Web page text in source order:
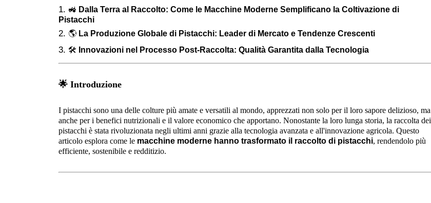
🚜 Dalla Terra al Raccolto: Come le Macchine Moderne Semplificano la Coltivazione di
Pistacchi
🌎 La Produzione Globale di Pistacchi: Leader di Mercato e Tendenze Crescenti
🛠️ Innovazioni nel Processo Post-Raccolta: Qualità Garantita dalla Tecnologia
🌟Introduzione
I pistacchi sono una delle colture più amate e versatili al mondo, apprezzati non solo per il loro sapore delizioso, ma
anche per i benefici nutrizionali e il valore economico che apportano. Nonostante la loro lunga storia, la raccolta dei
pistacchi è stata rivoluzionata negli ultimi anni grazie alla tecnologia avanzata e all'innovazione agricola. Questo
articolo esplora come le macchine moderne hanno trasformato il raccolto di pistacchi, rendendolo più
efficiente, sostenibile e redditizio.